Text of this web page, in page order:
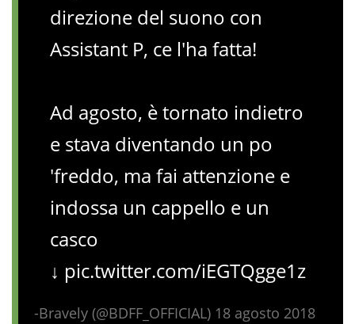
direzione del suono con
Assistant P, ce l'ha fatta!
Ad agosto, è tornato indietro
e stava diventando un po
'freddo, ma fai attenzione e
indossa un cappello e un
casco
↓ pic.twitter.com/iEGTQgge1z
-Bravely (@BDFF_OFFICIAL) 18 agosto 2018